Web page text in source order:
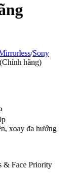
/Sony
hãng)
, xoay đa hướng
& Face Priority